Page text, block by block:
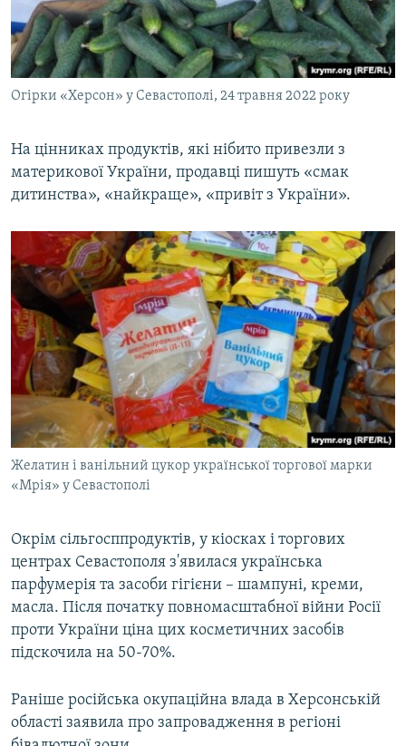
Огірки «Херсон» у Севастополі, 24 травня 2022 року
На цінниках продуктів, які нібито привезли з
материкової України, продавці пишуть «смак
дитинства», «найкраще», «привіт з України».
Желатин і ванільний цукор української торгової марки
«Мрія» у Севастополі
Окрім сільгосппродуктів, у кіосках і торгових
центрах Севастополя з'явилася українська
парфумерія та засоби гігієни – шампуні, креми,
масла. Після початку повномасштабної війни Росії
проти України ціна цих косметичних засобів
підскочила на 50-70%.
Раніше російська окупаційна влада в Херсонській
області заявила про запровадження в регіоні